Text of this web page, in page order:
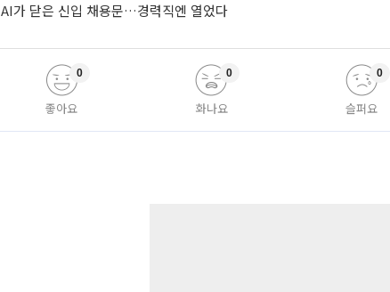
AI가 닫은 신입 채용문…경력직엔 열었다
좋아요
0
화나요
0
슬퍼요
0